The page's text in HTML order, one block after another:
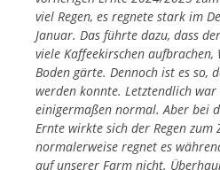
viel Regen, es regnete stark im
Januar. Das führte dazu, dass
viele Kaffeekirschen
Boden gärte. Dennoch ist es so,
werden konnte. Letztendlich
einigermaßen normal. Aber bei
Ernte wirkte sich der Regen zum
normalerweise regnet es
auf unserer Farm nicht.